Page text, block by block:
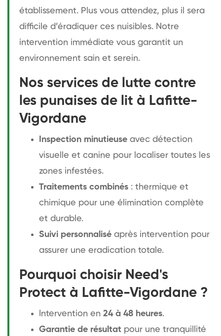
établissement. Plus vous attendez, plus il sera
difficile d’éradiquer ces nuisibles. Notre
intervention immédiate vous garantit un
environnement sain et serein.
Nos services de lutte contre
les punaises de lit à Lafitte-
Vigordane
Inspection minutieuse avec détection
visuelle et canine pour localiser toutes les
zones infestées.
Traitements combinés : thermique et
chimique pour une élimination complète
et durable.
Suivi personnalisé après intervention pour
assurer une eradication totale.
Pourquoi choisir Need's
Protect à Lafitte-Vigordane ?
Intervention en 24 à 48 heures.
Garantie de résultat pour une tranquillité